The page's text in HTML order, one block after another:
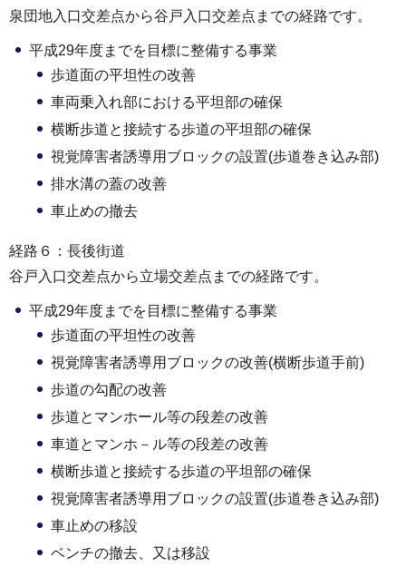
泉団地入口交差点から谷戸入口交差点までの経路です。
平成29年度までを目標に整備する事業
歩道面の平坦性の改善
車両乗入れ部における平坦部の確保
横断歩道と接続する歩道の平坦部の確保
視覚障害者誘導用ブロックの設置(歩道巻き込み部)
排水溝の蓋の改善
車止めの撤去
経路６：長後街道
谷戸入口交差点から立場交差点までの経路です。
平成29年度までを目標に整備する事業
歩道面の平坦性の改善
視覚障害者誘導用ブロックの改善(横断歩道手前)
歩道の勾配の改善
歩道とマンホール等の段差の改善
車道とマンホ－ル等の段差の改善
横断歩道と接続する歩道の平坦部の確保
視覚障害者誘導用ブロックの設置(歩道巻き込み部)
車止めの移設
ベンチの撤去、又は移設